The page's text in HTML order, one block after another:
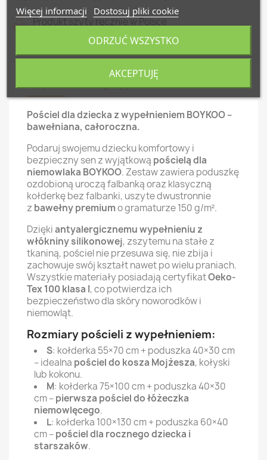
Produkt szyty ręcznie w Polsce
Opis Szczegóły produktu
Pościel dla dziecka z wypełnieniem BOYKOO –
bawełniana, całoroczna.
Podaruj swojemu dziecku komfortowy i
bezpieczny sen z wyjątkową pościelą dla
niemowlaka BOYKOO. Zestaw zawiera poduszkę
ozdobioną uroczą falbanką oraz klasyczną
kołderkę bez falbanki, uszyte dwustronnie
z bawełny premiumo gramaturze 150 g/m².
Dziękiantyalergicznemu wypełnieniu z
włókniny silikonowej, zszytemu na stałe z
tkaniną, pościel nie przesuwa się, nie zbija i
zachowuje swój kształt nawet po wielu praniach.
Wszystkie materiały posiadają certyfikatOeko-
Tex 100 klasa I, co potwierdza ich
bezpieczeństwo dla skóry noworodków i
niemowląt.
Rozmiary pościeli z wypełnieniem:
S: kołderka 55×70 cm + poduszka 40×30 cm
– idealna pościel do kosza Mojżesza, kołyski
lub kokonu.
M: kołderka 75×100 cm + poduszka 40×30
cm –pierwsza pościel do łóżeczka
niemowlęcego.
L: kołderka 100×130 cm + poduszka 60×40
cm –pościel dla rocznego dziecka i
starszaków.
Więcej informacji Dostosuj pliki cookie
ODRZUĆ WSZYSTKO
AKCEPTUJĘ